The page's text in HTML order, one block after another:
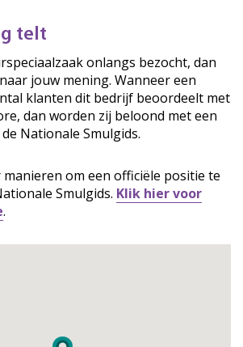
telt
onlangs bezocht, dan
jouw mening. Wanneer een
klanten dit bedrijf beoordeelt met
dan worden zij beloond met een
Nationale Smulgids.
om een officiële positie te
Smulgids. Klik hier voor
.